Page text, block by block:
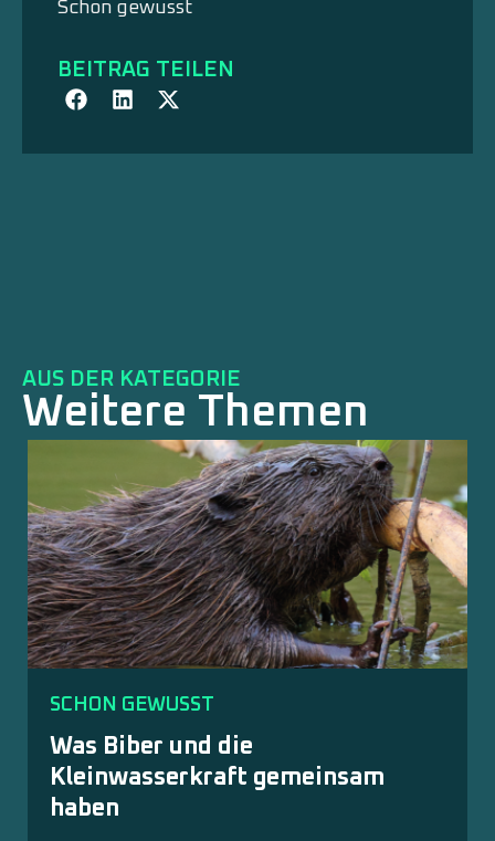
Schon gewusst
BEITRAG TEILEN
AUS DER KATEGORIE
Weitere Themen
SCHON GEWUSST
Was Biber und die
Kleinwasserkraft gemeinsam
haben